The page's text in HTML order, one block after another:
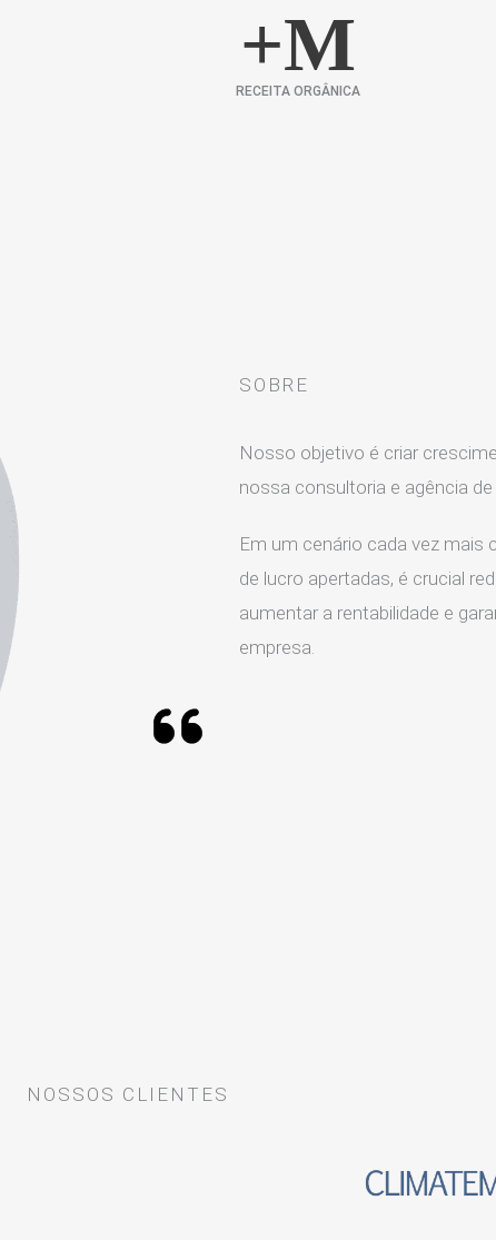
+M
RECEITA ORGÂNICA
SOBRE
Nosso objetivo é criar
nossa consultoria e agência
Em um cenário cada vez
de lucro apertadas, é crucial
aumentar a rentabilidade e
empresa.
NOSSOS CLIENTES